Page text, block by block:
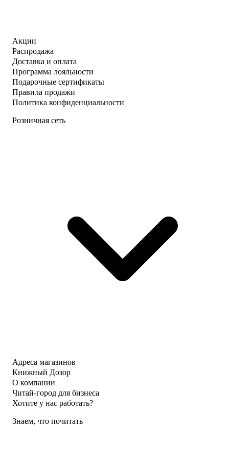
Акции
Распродажа
Доставка и оплата
Программа лояльности
Подарочные сертификаты
Правила продажи
Политика конфиденциальности
Розничная сеть
Адреса магазинов
Книжный Дозор
О компании
Читай-город для бизнеса
Хотите у нас работать?
Знаем, что почитать